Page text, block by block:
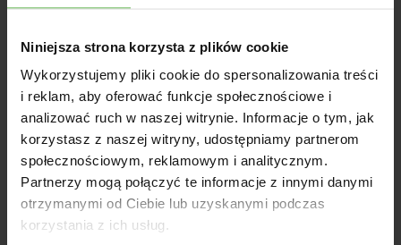
Niniejsza strona korzysta z plików cookie
Wykorzystujemy pliki cookie do spersonalizowania treści
i reklam, aby oferować funkcje społecznościowe i
analizować ruch w naszej witrynie. Informacje o tym, jak
korzystasz z naszej witryny, udostępniamy partnerom
społecznościowym, reklamowym i analitycznym.
Partnerzy mogą połączyć te informacje z innymi danymi
otrzymanymi od Ciebie lub uzyskanymi podczas
korzystania z ich usług.
benzyna
Pojemność silnika: 420 cm³
Moment obrotowy: 28.48 Nm przy 2600 obr./min.
Pojemność zbiornika paliwa: 6.6 L
Starter: manualny, szarpak ręczny
Szerokość robocza: 1200 mm
Szerokość całkowita: 1850 mm
Noże: 28 szt.
Zakres koszenia: 20-200 mm